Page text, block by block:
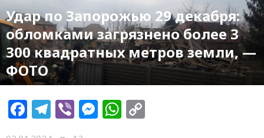
Удар по Запорожью 29 декабря:
обломками загрязнено более 3
300 квадратных метров земли, —
ФОТО
Facebook
Telegram
ViberMessenger
WhatsApp